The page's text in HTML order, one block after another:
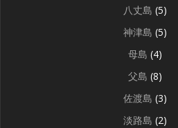
八丈島 (5)
神津島 (5)
母島 (4)
父島 (8)
佐渡島 (3)
淡路島 (2)